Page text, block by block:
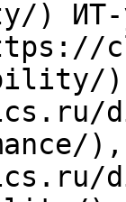
) ИТ-
),
),